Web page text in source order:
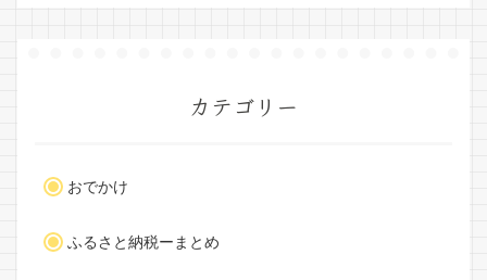
カテゴリー
おでかけ
ふるさと納税ーまとめ